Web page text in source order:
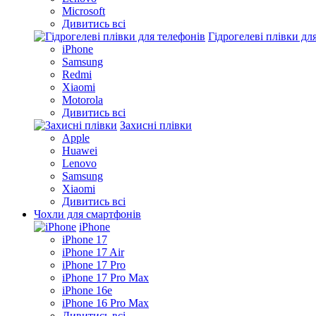
Microsoft
Дивитись всі
Гідрогелеві плівки
iPhone
Samsung
Redmi
Xiaomi
Motorola
Дивитись всі
Захисні плівки
Apple
Huawei
Lenovo
Samsung
Xiaomi
Дивитись всі
Чохли для смартфонів
iPhone
iPhone 17
iPhone 17 Air
iPhone 17 Pro
iPhone 17 Pro Max
iPhone 16e
iPhone 16 Pro Max